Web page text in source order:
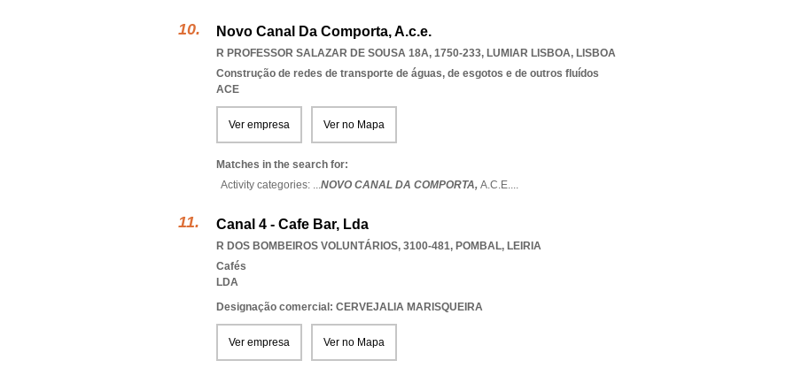
Novo Canal Da Comporta, A.c.e.
R PROFESSOR SALAZAR DE SOUSA 18A, 1750-233, LUMIAR LISBOA, LISBOA
Construção de redes de transporte de águas, de esgotos e de outros fluídos
ACE
Ver empresa Ver no Mapa
Matches in the search for:
Activity categories: ...NOVO CANAL DA COMPORTA, A.C.E....
Canal 4 - Cafe Bar, Lda
R DOS BOMBEIROS VOLUNTÁRIOS, 3100-481, POMBAL, LEIRIA
Cafés
LDA
Designação comercial: CERVEJALIA MARISQUEIRA
Ver empresa Ver no Mapa